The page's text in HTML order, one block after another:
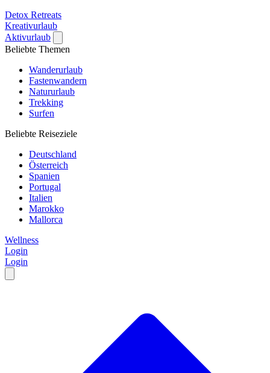
Detox Retreats
Kreativurlaub
Aktivurlaub
Beliebte Themen
Wanderurlaub
Fastenwandern
Natururlaub
Trekking
Surfen
Beliebte Reiseziele
Deutschland
Österreich
Spanien
Portugal
Italien
Marokko
Mallorca
Wellness
Login
Login